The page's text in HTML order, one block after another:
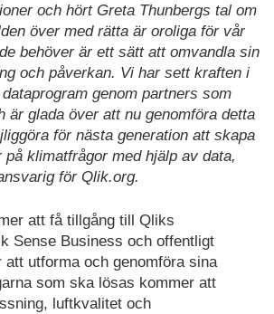
och hört Greta Thunbergs tal om
över med rätta är oroliga för vår
behöver är ett sätt att omvandla sin
och påverkan. Vi har sett kraften i
genom partners som
är glada över att nu genomföra detta
för nästa generation att skapa
på klimatfrågor med hjälp av data,
för Qlik.org.
att få tillgång till Qliks
Sense Business och offentligt
att utforma och genomföra sina
som ska lösas kommer att
luftkvalitet och